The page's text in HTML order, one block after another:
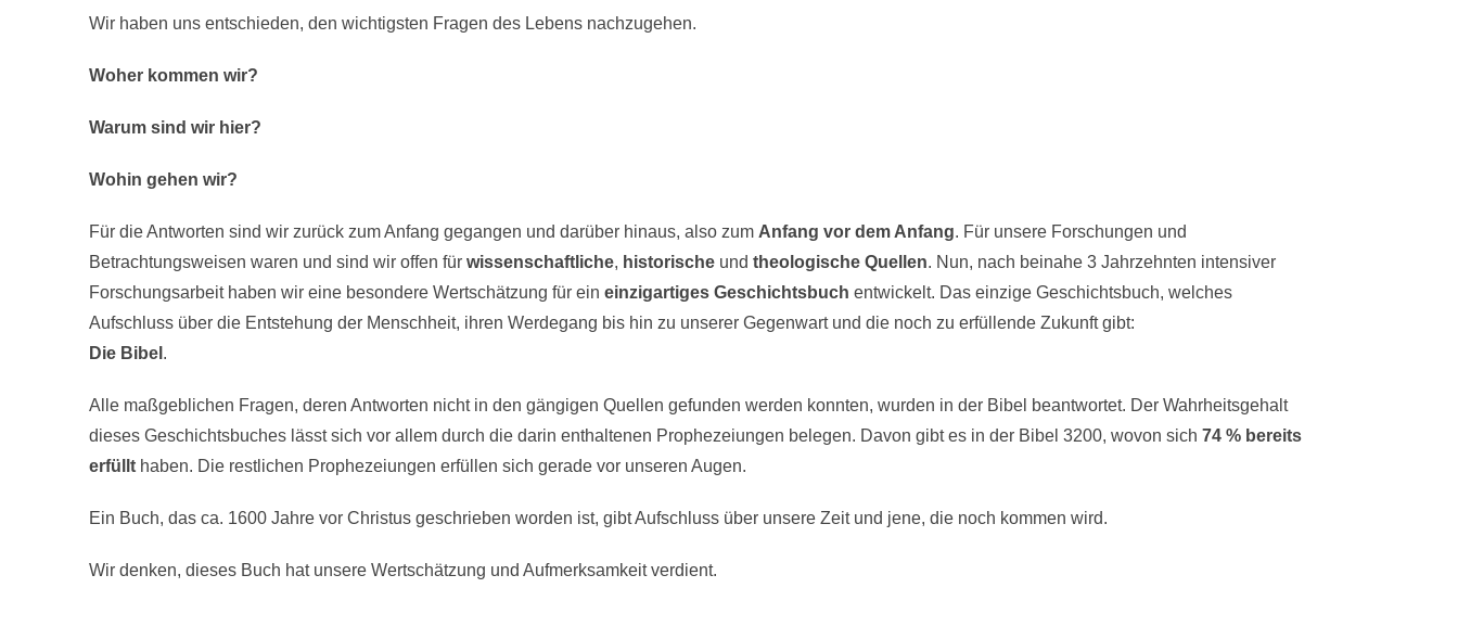
Wir haben uns entschieden, den wichtigsten Fragen des Lebens nachzugehen.
Woher kommen wir?
Warum sind wir hier?
Wohin gehen wir?
Für die Antworten sind wir zurück zum Anfang gegangen und darüber hinaus, also zum Anfang vor dem Anfang. Für unsere Forschungen und
Betrachtungsweisen waren und sind wir offen für wissenschaftliche, historische und theologische Quellen. Nun, nach beinahe 3 Jahrzehnten intensiver
Forschungsarbeit haben wir eine besondere Wertschätzung für ein einzigartiges Geschichtsbuch entwickelt. Das einzige Geschichtsbuch, welches
Aufschluss über die Entstehung der Menschheit, ihren Werdegang bis hin zu unserer Gegenwart und die noch zu erfüllende Zukunft gibt:
Die Bibel .
Alle maßgeblichen Fragen, deren Antworten nicht in den gängigen Quellen gefunden werden konnten, wurden in der Bibel beantwortet. Der Wahrheitsgehalt
dieses Geschichtsbuches lässt sich vor allem durch die darin enthaltenen Prophezeiungen belegen. Davon gibt es in der Bibel 3200, wovon sich 74 % bereits
erfüllt haben. Die restlichen Prophezeiungen erfüllen sich gerade vor unseren Augen.
Ein Buch, das ca. 1600 Jahre vor Christus geschrieben worden ist, gibt Aufschluss über unsere Zeit und jene, die noch kommen wird.
Wir denken, dieses Buch hat unsere Wertschätzung und Aufmerksamkeit verdient.